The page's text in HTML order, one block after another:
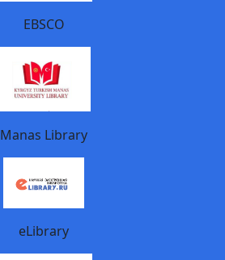
EBSCO
Manas Library
eLibrary